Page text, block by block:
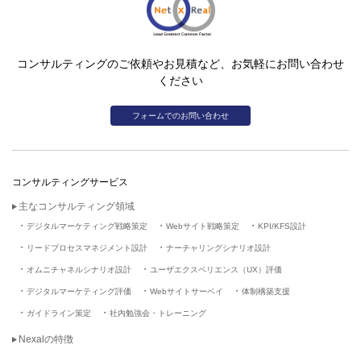
コンサルティングのご依頼やお見積など、お気軽にお問い合わせ
ください
フォームでのお問い合わせ
コンサルティングサービス
主なコンサルティング領域
デジタルマーケティング戦略策定 Webサイト戦略策定 KPI/KFS設計
リードプロセスマネジメント設計 ナーチャリングシナリオ設計
オムニチャネルシナリオ設計 ユーザエクスペリエンス（UX）評価
デジタルマーケティング評価 Webサイトサーベイ 体制構築支援
ガイドライン策定 社内勉強会・トレーニング
Nexalの特徴